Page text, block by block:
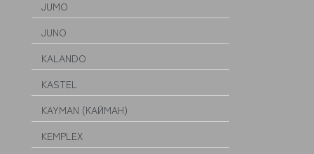
JUMO
JUNO
KALANDO
KASTEL
KAYMAN (КАЙМАН)
KEMPLEX